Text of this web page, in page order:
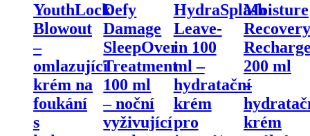
YouthLock
Blowout
–
omlazující
krém na
foukání
s
Defy
Damage
SleepOver
Treatment
100 ml
– noční
vyživující
HydraSplash
Leave-
in 100
ml –
hydratační
krém
pro
Moisture
Recovery
200 ml
–
krém